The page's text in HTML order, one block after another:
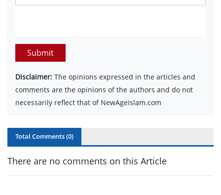
Submit
Disclaimer: The opinions expressed in the articles and
comments are the opinions of the authors and do not
necessarily reflect that of NewAgeIslam.com
Total Comments (0)
There are no comments on this Article